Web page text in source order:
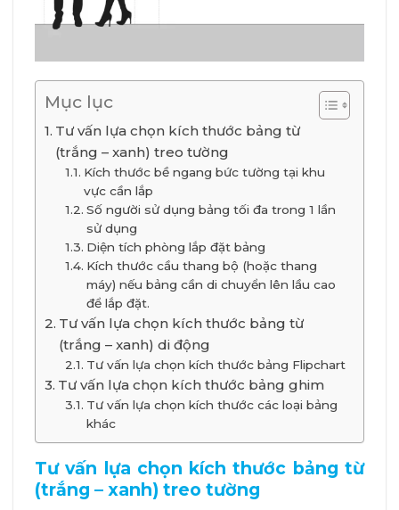
Mục lục
Tư vấn lựa chọn kích thước bảng từ
(trắng – xanh) treo tường
Kích thước bề ngang bức tường tại khu
vực cần lắp
Số người sử dụng bảng tối đa trong 1 lần
sử dụng
Diện tích phòng lắp đặt bảng
Kích thước cầu thang bộ (hoặc thang
máy) nếu bảng cần di chuyển lên lầu cao
để lắp đặt.
Tư vấn lựa chọn kích thước bảng từ
(trắng – xanh) di động
Tư vấn lựa chọn kích thước bảng Flipchart
Tư vấn lựa chọn kích thước bảng ghim
Tư vấn lựa chọn kích thước các loại bảng
khác
Tư vấn lựa chọn kích thước bảng từ
(trắng – xanh) treo tường